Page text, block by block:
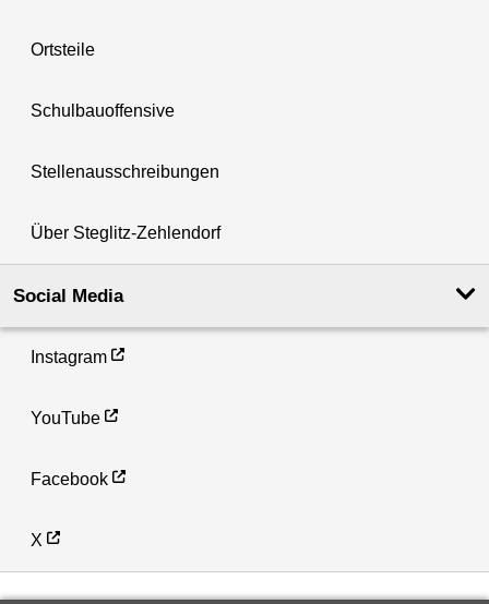
Ortsteile
Schulbauoffensive
Stellenausschreibungen
Über Steglitz-Zehlendorf
Social Media
Instagram
YouTube
Facebook
X